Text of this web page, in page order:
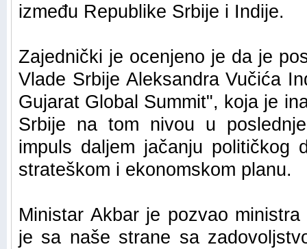
između Republike Srbije i Indije.
Zajednički je ocenjeno je da je
Vlade Srbije Aleksandra Vučića
Gujarat Global Summit", koja je
Srbije na tom nivou u
impuls daljem jačanju političkog
strateškom i ekonomskom planu.
Ministar Akbar je pozvao
je sa naše strane sa